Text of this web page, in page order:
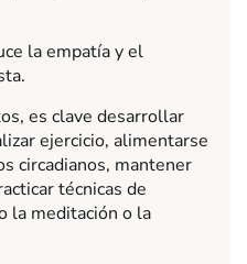
la empatía y el
es clave desarrollar
ejercicio, alimentarse
circadianos, mantener
técnicas de
la meditación o la